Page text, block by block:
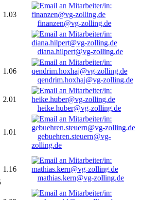
1.03
finanzen@vg-zolling.de
diana.hilpert@vg-zolling.de
1.06
qendrim.hoxhaj@vg-zolling.de
2.01
heike.huber@vg-zolling.de
1.01
gebuehren.steuern@vg-
zolling.de
1.16
mathias.kern@vg-zolling.de